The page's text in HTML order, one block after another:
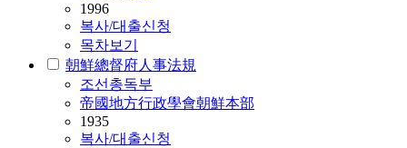
1996
복사/대출신청
목차보기
朝鮮總督府人事法規
조선총독부
帝國地方行政學會朝鮮本部
1935
복사/대출신청